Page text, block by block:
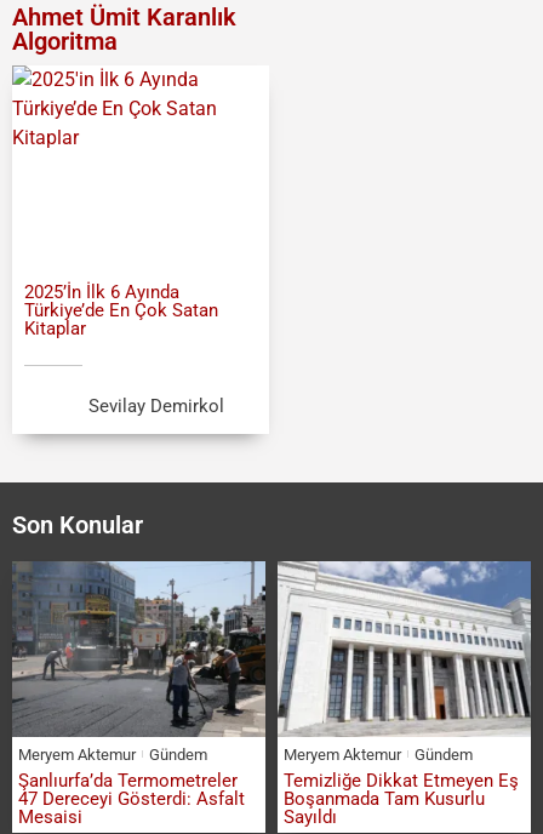
Ahmet Ümit Karanlık
Algoritma
2025’İn İlk 6 Ayında
Türkiye’de En Çok Satan
Kitaplar
Sevilay Demirkol
Son Konular
Meryem Aktemur Gündem
Şanlıurfa’da Termometreler
47 Dereceyi Gösterdi: Asfalt
Mesaisi
Meryem Aktemur Gündem
Temizliğe Dikkat Etmeyen Eş
Boşanmada Tam Kusurlu
Sayıldı